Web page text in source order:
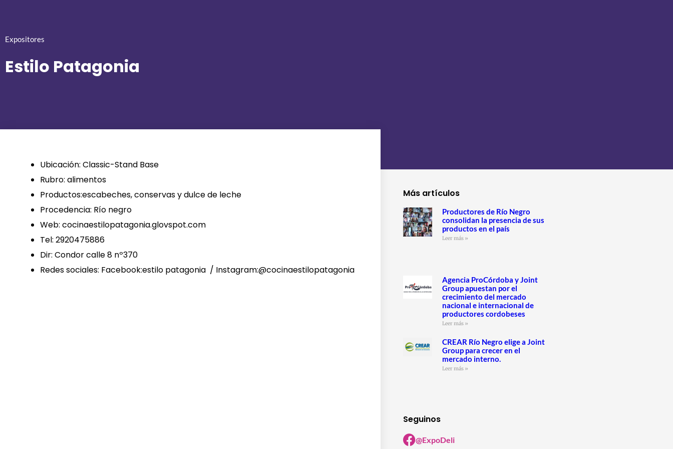
Expositores
Estilo Patagonia
Ubicación: Classic-Stand Base
Rubro: alimentos
Productos:escabeches, conservas y dulce de leche
Procedencia: Río negro
Web: cocinaestilopatagonia.glovspot.com
Tel: 2920475886
Dir: Condor calle 8 nº370
Redes sociales: Facebook:estilo patagonia / Instagram:@cocinaestilopatagonia
Más artículos
Productores de Río Negro
consolidan la presencia de sus
productos en el país
Leer más »
Agencia ProCórdoba y Joint
Group apuestan por el
crecimiento del mercado
nacional e internacional de
productores cordobeses
Leer más »
CREAR Río Negro elige a Joint
Group para crecer en el
mercado interno.
Leer más »
Seguinos
@ExpoDeli